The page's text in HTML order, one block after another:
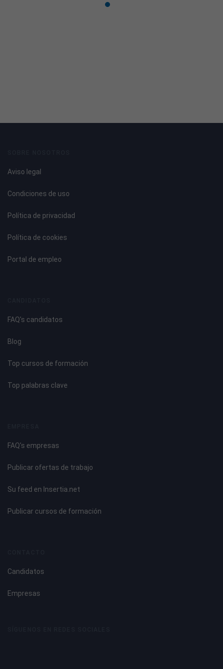
Aviso legal
Condiciones de uso
Política de privacidad
Política de cookies
Portal de empleo
FAQ's candidatos
Blog
Top cursos de formación
Top palabras clave
FAQ's empresas
Publicar ofertas de trabajo
Su feed en Insertia.net
Publicar cursos de formación
Candidatos
Empresas